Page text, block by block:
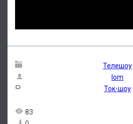
Телешоу
lom
Ток-шоу
83